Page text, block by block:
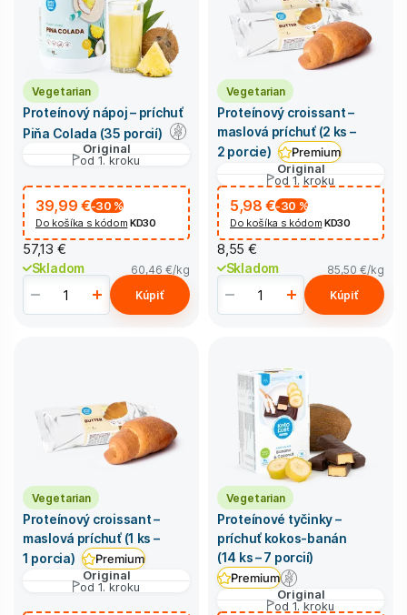
Vegetarian
Proteínový nápoj – príchuť
Piňa Colada (35 porcií)
Original
od 1. kroku
39,99 €-30 %
Do košíka s kódom KD30
57,13 €
Skladom 60,46 €/kg
Kúpiť
Vegetarian
Proteínový croissant –
maslová príchuť (2 ks –
2 porcie)
Premium
Original
od 1. kroku
5,98 €-30 %
Do košíka s kódom KD30
8,55 €
Skladom 85,50 €/kg
Kúpiť
Vegetarian
Proteínový croissant –
maslová príchuť (1 ks –
1 porcia)
Premium
Original
od 1. kroku
Vegetarian
Proteínové tyčinky –
príchuť kokos-banán
(14 ks – 7 porcií)
Premium
Original
od 1. kroku